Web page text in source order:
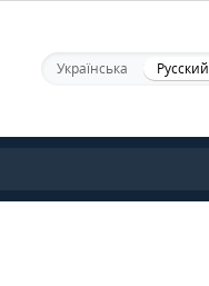
Українська Русский